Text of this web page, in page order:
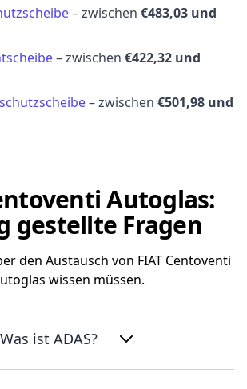
– zwischen €483,03 und
– zwischen €422,32 und
– zwischen €501,98 und
Autoglas:
gestellte Fragen
den Austausch von FIAT Centoventi
wissen müssen.
Was ist ADAS?